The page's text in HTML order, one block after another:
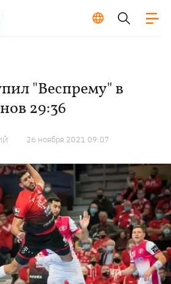
"Веспрему" в
29:36
26 ноября 2021 09:07